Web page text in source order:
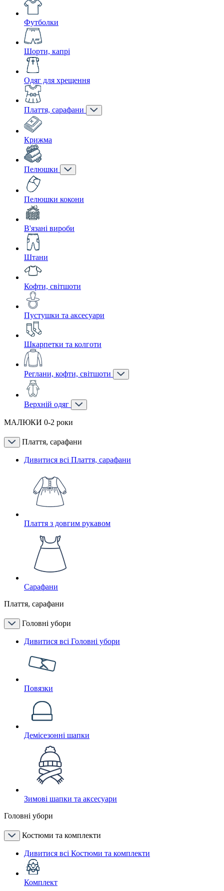
Футболки
Шорти, капрі
Одяг для хрещення
Плаття, сарафани
Крижма
Пелюшки
Пелюшки кокони
В'язані вироби
Штани
Кофти, світшоти
Пустушки та аксесуари
Шкарпетки та колготи
Реглани, кофти, світшоти
Верхній одяг
МАЛЮКИ 0-2 роки
Плаття, сарафани
Дивитися всі Плаття, сарафани
Плаття з довгим рукавом
Сарафани
Плаття, сарафани
Головні убори
Дивитися всі Головні убори
Повязки
Демісезонні шапки
Зимові шапки та аксесуари
Головні убори
Костюми та комплекти
Дивитися всі Костюми та комплекти
Комплект